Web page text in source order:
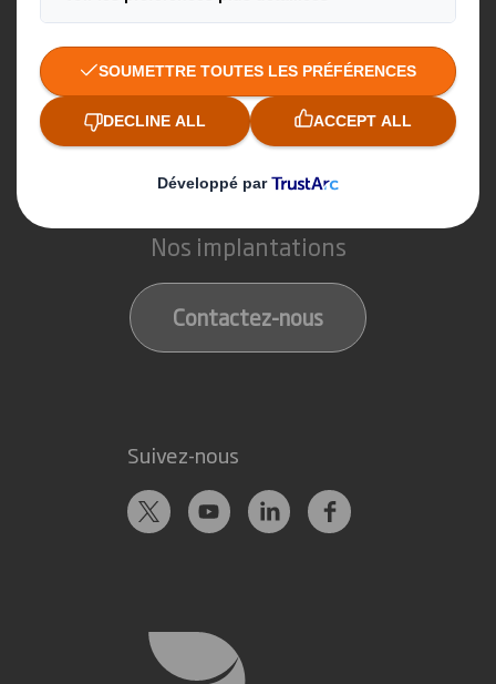
Solutions d'emballage
Produits de papier
Services de recyclage
Contact
Nos implantations
Contactez-nous
Suivez-nous